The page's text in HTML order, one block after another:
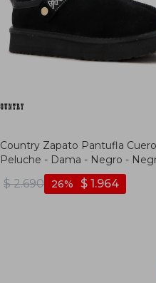
Country Zapato Pantufla
Peluche - Dama - Negro -
$ 2.690 $ 1.964
26